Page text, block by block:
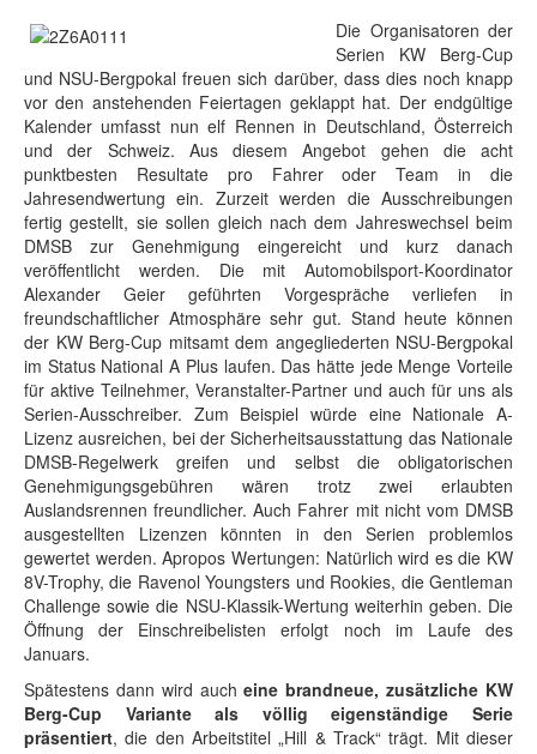
Die Organisatoren der
Serien KW Berg-Cup
und NSU-Bergpokal freuen sich darüber, dass dies noch knapp
vor den anstehenden Feiertagen geklappt hat. Der endgültige
Kalender umfasst nun elf Rennen in Deutschland, Österreich
und der Schweiz. Aus diesem Angebot gehen die acht
punktbesten Resultate pro Fahrer oder Team in die
Jahresendwertung ein. Zurzeit werden die Ausschreibungen
fertig gestellt, sie sollen gleich nach dem Jahreswechsel beim
DMSB zur Genehmigung eingereicht und kurz danach
veröffentlicht werden. Die mit Automobilsport-Koordinator
Alexander Geier geführten Vorgespräche verliefen in
freundschaftlicher Atmosphäre sehr gut. Stand heute können
der KW Berg-Cup mitsamt dem angegliederten NSU-Bergpokal
im Status National A Plus laufen. Das hätte jede Menge Vorteile
für aktive Teilnehmer, Veranstalter-Partner und auch für uns als
Serien-Ausschreiber. Zum Beispiel würde eine Nationale A-
Lizenz ausreichen, bei der Sicherheitsausstattung das Nationale
DMSB-Regelwerk greifen und selbst die obligatorischen
Genehmigungsgebühren wären trotz zwei erlaubten
Auslandsrennen freundlicher. Auch Fahrer mit nicht vom DMSB
ausgestellten Lizenzen könnten in den Serien problemlos
gewertet werden. Apropos Wertungen: Natürlich wird es die KW
8V-Trophy, die Ravenol Youngsters und Rookies, die Gentleman
Challenge sowie die NSU-Klassik-Wertung weiterhin geben. Die
Öffnung der Einschreibelisten erfolgt noch im Laufe des
Januars.
Spätestens dann wird aucheine brandneue, zusätzliche KW
Berg-Cup Variante als völlig eigenständige Serie
präsentiert, die den Arbeitstitel „Hill & Track“ trägt. Mit dieser